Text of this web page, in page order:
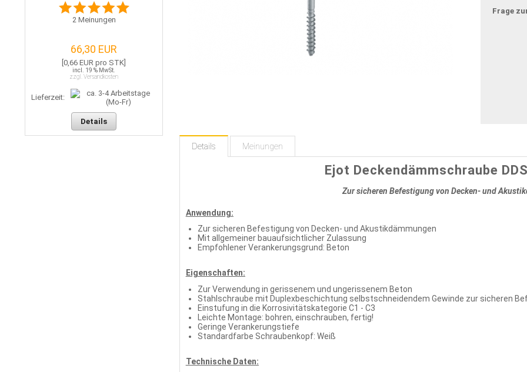
Frage
Details Meinungen
Ejot Deckendämmschraube
Zur sicheren Befestigung von Decken- und
Anwendung:
Zur sicheren Befestigung von Decken- und Akustikdämmungen
Mit allgemeiner bauaufsichtlicher Zulassung
Empfohlener Verankerungsgrund: Beton
Eigenschaften:
Zur Verwendung in gerissenem und ungerissenem Beton
Stahlschraube mit Duplexbeschichtung selbstschneidendem Gewinde zur sicheren
Einstufung in die Korrosivitätskategorie C1 - C3
Leichte Montage: bohren, einschrauben, fertig!
Geringe Verankerungstiefe
Standardfarbe Schraubenkopf: Weiß
Technische Daten:
2Meinungen
66,30 EUR
[0,66 EUR pro STK]
incl. 19 % MwSt.
zzgl. Versandkosten
Lieferzeit:
Details